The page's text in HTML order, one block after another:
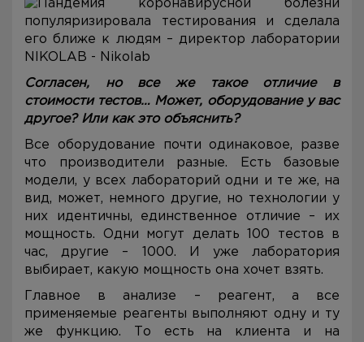
Согласен, но все же такое отличие в
стоимости тестов… Может, оборудование у вас
другое? Или как это объяснить?
Все оборудование почти одинаковое, разве
что производители разные. Есть базовые
модели, у всех лабораторий одни и те же, на
вид, может, немного другие, но технологии у
них идентичны, единственное отличие – их
мощность. Одни могут делать 100 тестов в
час, другие – 1000. И уже лаборатория
выбирает, какую мощность она хочет взять.
Главное в анализе – реагент, а все
применяемые реагенты выполняют одну и ту
же функцию. То есть на клиента и на